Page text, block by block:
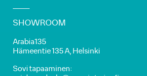
SHOWROOM
Arabia135
Hämeentie 135 A, Helsinki
Sovi tapaaminen: